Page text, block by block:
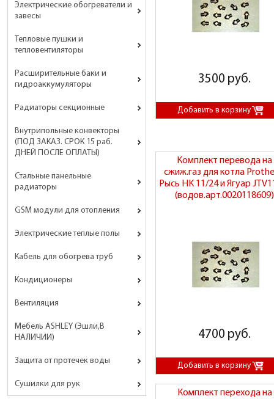
Электрические обогреватели и
завесы
Тепловые пушки и
тепловентиляторы
Расширительные баки и
гидроаккумуляторы
Радиаторы секционные
Внутрипольные конвекторы
(ПОД ЗАКАЗ. СРОК 15 раб.
ДНЕЙ ПОСЛЕ ОПЛАТЫ)
Стальные панельные
радиаторы
GSM модули для отопления
Электрические теплые полы
Кабель для обогрева труб
Кондиционеры
Вентиляция
Мебель ASHLEY (Эшли,В
НАЛИЧИИ)
Защита от протечек воды
Сушилки для рук
3500 руб.
Комплект перевода на
сжиж.газ для котла
Рысь HK 11/24 и Ягуар
(водов.арт.0020118609)
4700 руб.
Комплект перехода на